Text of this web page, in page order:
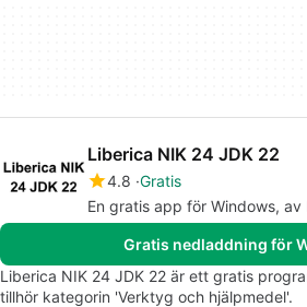
Liberica NIK 24 JDK 22
4.8 Gratis
En gratis app för Windows, av
Gratis nedladdning för
Liberica NIK 24 JDK 22 är ett gratis
tillhör kategorin 'Verktyg och hjälpmedel'.